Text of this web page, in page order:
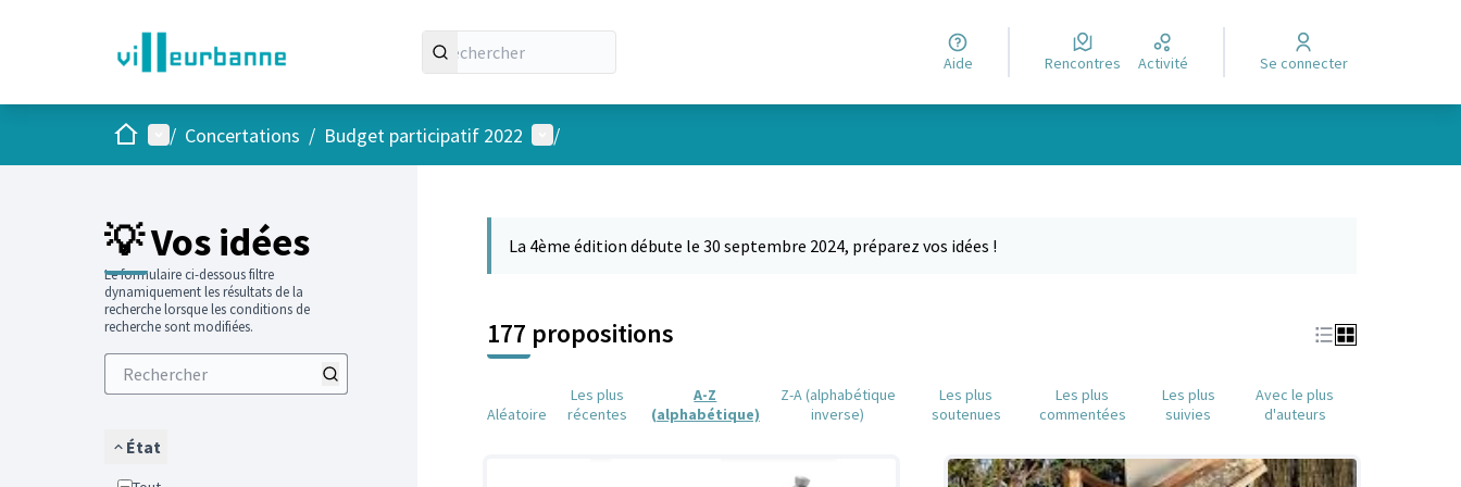
Aide Rencontres Activité Se connecter
AccueilMenu principal
/ Concertations / Budget participatif 2022 Menu utilisateur
/
💡 Vos idées
Le formulaire ci-dessous filtre
dynamiquement les résultats de la
recherche lorsque les conditions de
recherche sont modifiées.
État
La 4ème édition débute le 30 septembre 2024, préparez vos idées !
177 propositions
Aléatoire
Les plus
récentes
A-Z
(alphabétique)
Z-A (alphabétique
inverse)
Les plus
soutenues
Les plus
commentées
Les plus
suivies
Avec le plus
d'auteurs